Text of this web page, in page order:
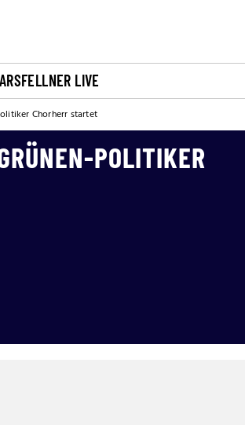
FELLNER LIVE
Chorherr startet
POLITIKER